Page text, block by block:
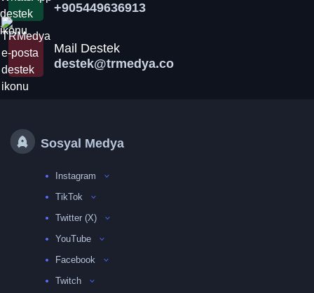
+905449636913
Mail Destek
destek@trmedya.co
Sosyal Medya
Instagram
TikTok
Twitter (X)
YouTube
Facebook
Twitch